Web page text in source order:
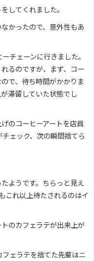
してくれました。
かったので、意外性もあ
チェーンに行きました。
るのですが、まず、コー
で、待ち時間がかかりま
滞留していた状態でし
のコーヒーアートを店員
ェック、次の瞬間捨てら
ようです。ちらっと見え
これ以上待たされるのはイ
のカフェラテが出来上が
フェラテを捨てた先輩はニ